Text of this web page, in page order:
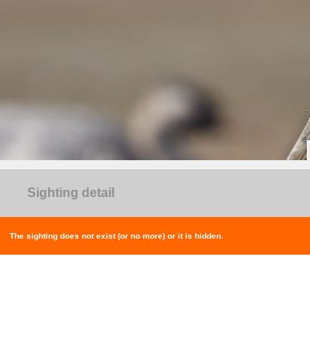
Sighting detail
The sighting does not exist (or no more) or it is hidden.